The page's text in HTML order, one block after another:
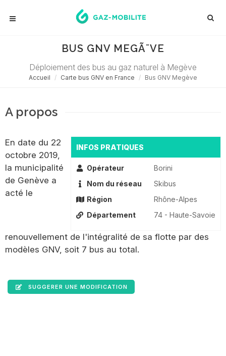
BUS GNV MEGÃ¨VE
Déploiement des bus au gaz naturel à Megève
Accueil Carte bus GNV en France Bus GNV Megève
A propos
INFOS PRATIQUES
Opérateur
Borini
Nom du réseau
Skibus
Région
Rhône-Alpes
Département
74 - Haute-Savoie
En date du 22
octobre 2019,
la municipalité
de Genève a
acté le
renouvellement de l'intégralité de sa flotte par des
modèles GNV, soit 7 bus au total.
SUGGERER UNE MODIFICATION